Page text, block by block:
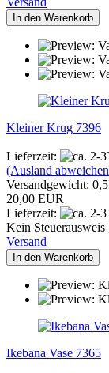
In den Warenkorb
Kleiner Krug 7396
Lieferzeit:
(Ausland
Versandgewicht: 0,5
20,00 EUR
Lieferzeit:
Kein
Versand
In den Warenkorb
Ikebana Vase 7365